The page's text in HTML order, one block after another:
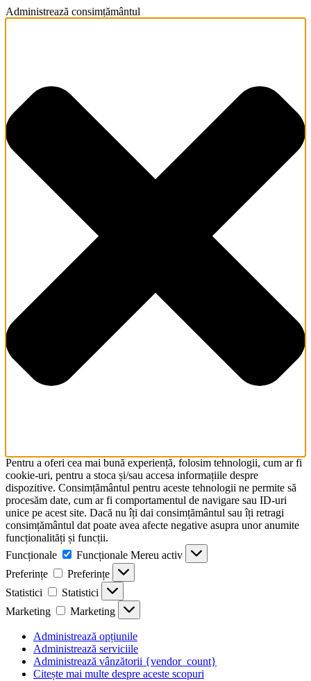
Administrează consimțământul
Pentru a oferi cea mai bună experiență, folosim tehnologii, cum ar fi
cookie-uri, pentru a stoca și/sau accesa informațiile despre
dispozitive. Consimțământul pentru aceste tehnologii ne permite să
procesăm date, cum ar fi comportamentul de navigare sau ID-uri
unice pe acest site. Dacă nu îți dai consimțământul sau îți retragi
consimțământul dat poate avea afecte negative asupra unor anumite
funcționalități și funcții.
Funcționale
Funcționale Mereu activ
Preferințe
Preferințe
Statistici
Statistici
Marketing
Marketing
Administrează opțiunile
Administrează serviciile
Administrează vânzătorii {vendor_count}
Citește mai multe despre aceste scopuri